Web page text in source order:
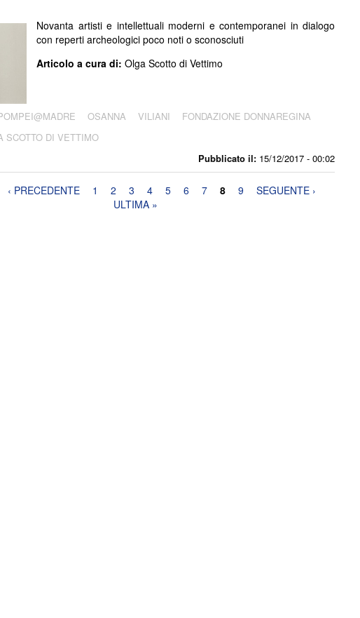
Pubblicato il: 15/12/2017 - 00:02
Novanta artisti e intellettuali moderni e contemporanei in dialogo
con reperti archeologici poco noti o sconosciuti
Articolo a cura di: Olga Scotto di Vettimo
OSANNA VILIANI FONDAZIONE DONNAREGINA
SCOTTO DI VETTIMO
‹ PRECEDENTE 1 2 3 4 5 6 7 8 9
SEGUENTE ›
ULTIMA »